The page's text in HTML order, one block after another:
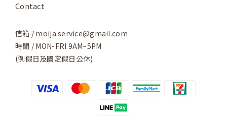
Contact
信箱 / moija.service@gmail.com
時間 / MON-FRI 9AM~5PM
(例假日及國定假日公休)